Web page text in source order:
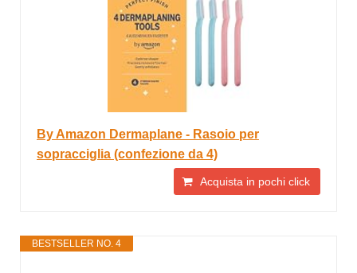
By Amazon Dermaplane - Rasoio per
sopracciglia (confezione da 4)
Acquista in pochi click
BESTSELLER NO. 4